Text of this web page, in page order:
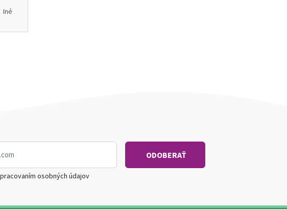
Iné
osobných údajov